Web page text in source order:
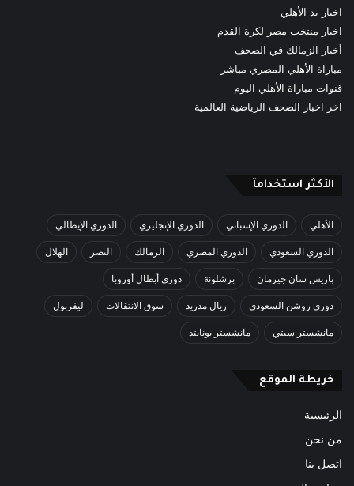
اخبار يد الأهلي
اخبار منتخب مصر لكرة القدم
أخبار الزمالك في الصحف
مباراة الأهلي المصري مباشر
قنوات مباراة الأهلي اليوم
اخر اخبار الصحف الرياضية العالمية
الأكثر استخدامآ
الأهلي الدوري الإسباني الدوري الإنجليزي الدوري الإيطالي
الدوري السعودي الدوري المصري الزمالك النصر الهلال
باريس سان جيرمان برشلونة دوري أبطال أوروبا
دوري روشن السعودي ريال مدريد سوق الانتقالات ليفربول
مانشستر سيتي مانشستر يونايتد
خريطة الموقع
الرئيسية
من نحن
اتصل بنا